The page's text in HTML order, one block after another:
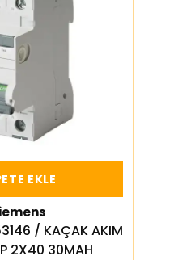
EKLE
/ KAÇAK AKIM
2X40 30MAH